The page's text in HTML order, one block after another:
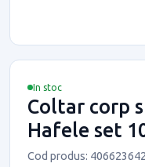
In stoc
Coltar corp
Hafele set
Cod produs: